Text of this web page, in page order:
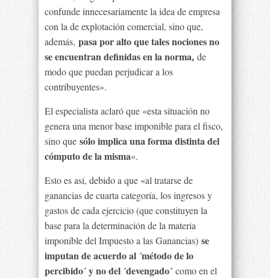
confunde innecesariamente la idea de empresa
con la de explotación comercial, sino que,
además, pasa por alto que tales nociones no
se encuentran definidas en la norma, de
modo que puedan perjudicar a los
contribuyentes».
El especialista aclaró que «esta situación no
genera una menor base imponible para el fisco,
sino que sólo implica una forma distinta del
cómputo de la misma«.
Esto es así, debido a que «al tratarse de
ganancias de cuarta categoría, los ingresos y
gastos de cada ejercicio (que constituyen la
base para la determinación de la materia
imponible del Impuesto a las Ganancias) se
imputan de acuerdo al ´método de lo
percibido´ y no del ´devengado´ como en el